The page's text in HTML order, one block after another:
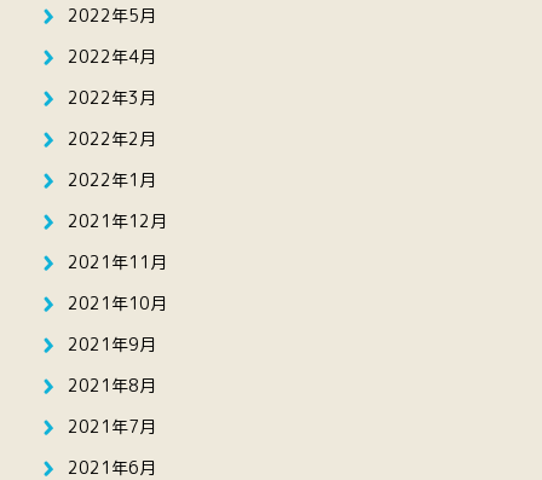
2022年5月
2022年4月
2022年3月
2022年2月
2022年1月
2021年12月
2021年11月
2021年10月
2021年9月
2021年8月
2021年7月
2021年6月